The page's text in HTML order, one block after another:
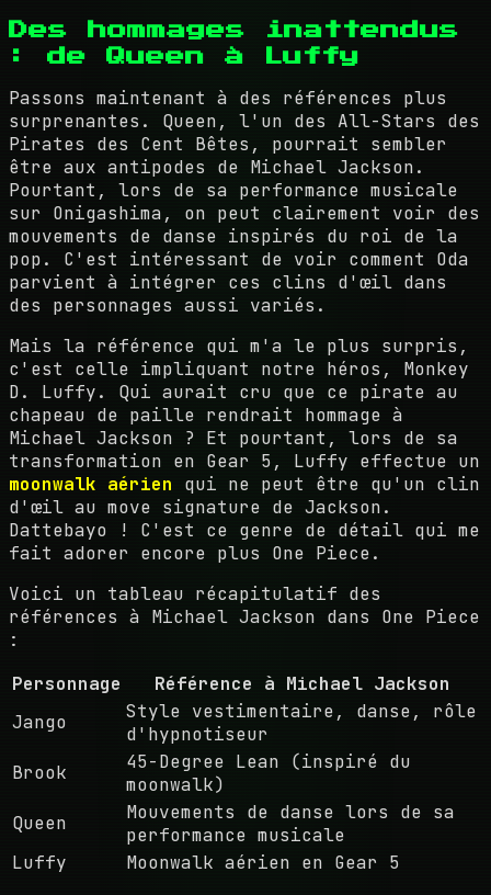
Des hommages inattendus
: de Queen à Luffy
Passons maintenant à des références plus
surprenantes. Queen, l'un des All-Stars des
Pirates des Cent Bêtes, pourrait sembler
être aux antipodes de Michael Jackson.
Pourtant, lors de sa performance musicale
sur Onigashima, on peut clairement voir des
mouvements de danse inspirés du roi de la
pop. C'est intéressant de voir comment Oda
parvient à intégrer ces clins d'œil dans
des personnages aussi variés.
Mais la référence qui m'a le plus surpris,
c'est celle impliquant notre héros, Monkey
D. Luffy. Qui aurait cru que ce pirate au
chapeau de paille rendrait hommage à
Michael Jackson ? Et pourtant, lors de sa
transformation en Gear 5, Luffy effectue un
moonwalk aérien qui ne peut être qu'un clin
d'œil au move signature de Jackson.
Dattebayo ! C'est ce genre de détail qui me
fait adorer encore plus One Piece.
Voici un tableau récapitulatif des
références à Michael Jackson dans One Piece
:
Personnage
Référence à Michael Jackson
Jango
Style vestimentaire, danse, rôle
d'hypnotiseur
Brook
45-Degree Lean (inspiré du
moonwalk)
Queen
Mouvements de danse lors de sa
performance musicale
Luffy
Moonwalk aérien en Gear 5